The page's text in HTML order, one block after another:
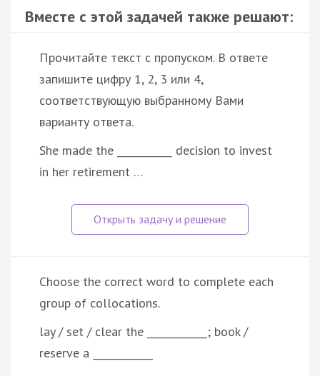
Вместе с этой задачей также решают:
Прочитайте текст с пропуском. В ответе
запишите цифру 1, 2, 3 или 4,
соответствующую выбранному Вами
варианту ответа.
She made the ___________ decision to invest
in her retirement …
Choose the correct word to complete each
group of collocations.
lay / set / clear the ____________; book /
reserve a ____________